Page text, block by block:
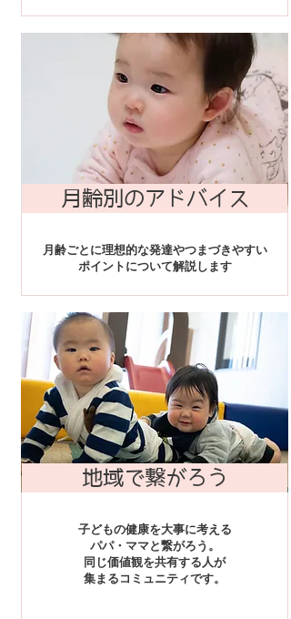
月齢別のアドバイス
月齢ごとに理想的な発達やつまづきやすい
ポイントについて解説します
地域で繋がろう
子どもの健康を大事に考える
パパ・ママと繋がろう。
同じ価値観を共有する人が
集まるコミュニティです。